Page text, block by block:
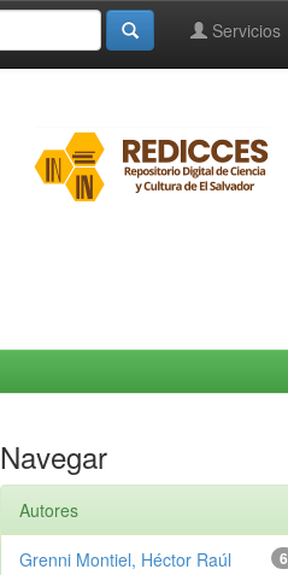
Servicios
Navegar
Autores
6
Grenni Montiel, Héctor Raúl